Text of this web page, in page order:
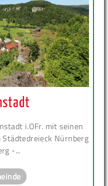
i.OFr. mit seinen
Nürnberg
-...